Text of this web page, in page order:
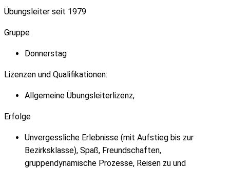
Übungsleiter seit 1979
Gruppe
Donnerstag
Lizenzen und Qualifikationen:
Allgemeine Übungsleiterlizenz,
Erfolge
Unvergessliche Erlebnisse (mit Aufstieg bis zur
Bezirksklasse), Spaß, Freundschaften,
gruppendynamische Prozesse, Reisen zu und